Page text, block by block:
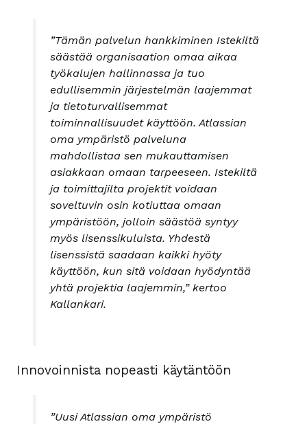
”Tämän palvelun hankkiminen Istekiltä
säästää organisaation omaa aikaa
työkalujen hallinnassa ja tuo
edullisemmin järjestelmän laajemmat
ja tietoturvallisemmat
toiminnallisuudet käyttöön.Atlassian
oma ympäristö palveluna
mahdollistaa sen mukauttamisen
asiakkaan omaan tarpeeseen. Istekiltä
ja toimittajilta projektit voidaan
soveltuvin osin kotiuttaa omaan
ympäristöön, jolloin säästöä syntyy
myös lisenssikuluista. Yhdestä
lisenssistä saadaan kaikki hyöty
käyttöön, kun sitä voidaan hyödyntää
yhtä projektia laajemmin,” kertoo
Kallankari.
Innovoinnista nopeasti käytäntöön
”Uusi Atlassian oma ympäristö